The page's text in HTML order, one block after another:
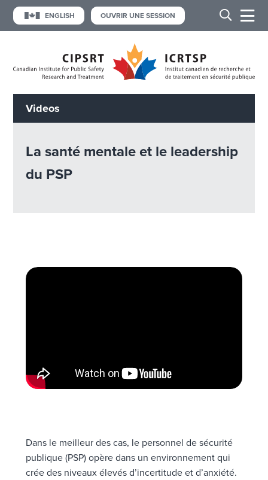
ENGLISH OUVRIR UNE SESSION
Videos
La santé mentale et le leadership
du PSP
Dans le meilleur des cas, le personnel de sécurité
publique (PSP) opère dans un environnement qui
crée des niveaux élevés d’incertitude et d’anxiété.